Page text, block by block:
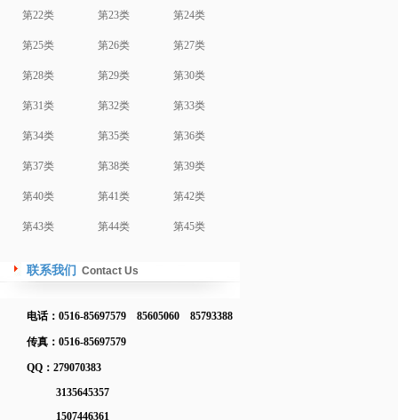
第22类 第23类 第24类
第25类 第26类 第27类
第28类 第29类 第30类
第31类 第32类 第33类
第34类 第35类 第36类
第37类 第38类 第39类
第40类 第41类 第42类
第43类 第44类 第45类
联系我们 Contact Us
电话：0516-85697579 85605060 85793388
传真：0516-85697579
QQ：279070383
3135645357
1507446361